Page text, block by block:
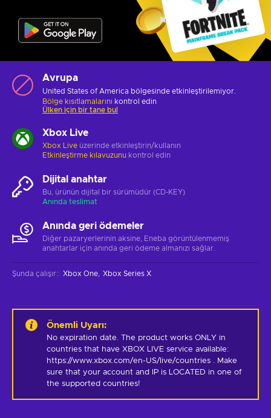
Avrupa
United States of America bölgesinde etkinleştirilemiyor.
Bölge kısıtlamalarını kontrol edin
Ülken için bir tane bul
Xbox Live
Xbox Live üzerinde etkinleştirin/kullanın
Etkinleştirme kılavuzunu kontrol edin
Dijital anahtar
Bu, ürünün dijital bir sürümüdür (CD-KEY)
Anında teslimat
Anında geri ödemeler
Diğer pazaryerlerinin aksine, Eneba görüntülenmemiş
anahtarlar için anında geri ödeme almanızı sağlar.
Şunda çalışır:: Xbox One Xbox Series X
Önemli Uyarı:
No expiration date. The product works ONLY in
countries that have XBOX LIVE service available:
https://www.xbox.com/en-US/live/countries . Make
sure that your account and IP is LOCATED in one of
the supported countries!